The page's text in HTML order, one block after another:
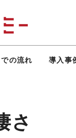
の流れ 導入事
さ